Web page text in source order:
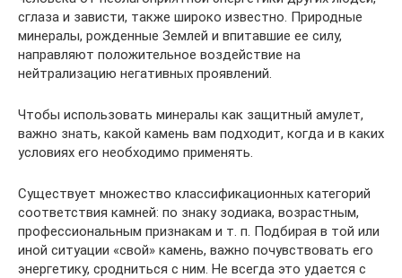
сглаза и зависти, также широко известно. Природные
минералы, рожденные Землей и впитавшие ее силу,
направляют положительное воздействие на
нейтрализацию негативных проявлений.
Чтобы использовать минералы как защитный амулет,
важно знать, какой камень вам подходит, когда и в каких
условиях его необходимо применять.
Существует множество классификационных категорий
соответствия камней: по знаку зодиака, возрастным,
профессиональным признакам и т. п. Подбирая в той или
иной ситуации «свой» камень, важно почувствовать его
энергетику, сродниться с ним. Не всегда это удается с